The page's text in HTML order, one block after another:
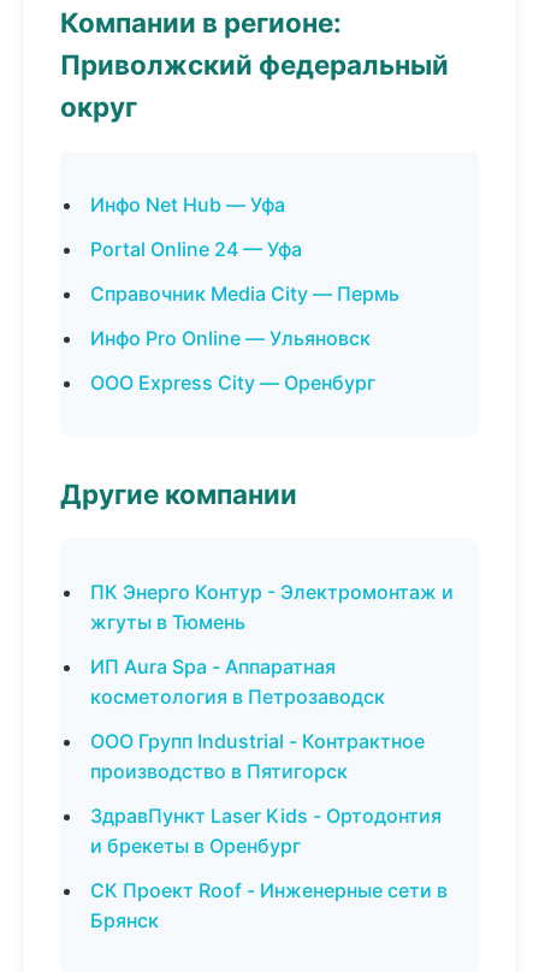
Компании в регионе:
Приволжский федеральный
округ
Инфо Net Hub — Уфа
Portal Online 24 — Уфа
Справочник Media City — Пермь
Инфо Pro Online — Ульяновск
ООО Express City — Оренбург
Другие компании
ПК Энерго Контур - Электромонтаж и
жгуты в Тюмень
ИП Aura Spa - Аппаратная
косметология в Петрозаводск
ООО Групп Industrial - Контрактное
производство в Пятигорск
ЗдравПункт Laser Kids - Ортодонтия
и брекеты в Оренбург
СК Проект Roof - Инженерные сети в
Брянск